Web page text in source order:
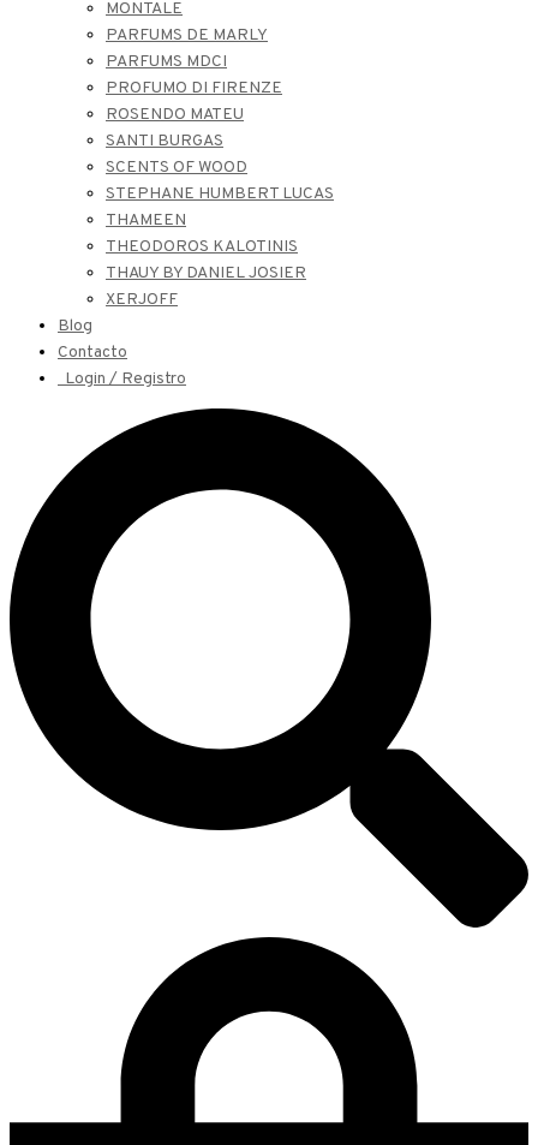
MONTALE
PARFUMS DE MARLY
PARFUMS MDCI
PROFUMO DI FIRENZE
ROSENDO MATEU
SANTI BURGAS
SCENTS OF WOOD
STEPHANE HUMBERT LUCAS
THAMEEN
THEODOROS KALOTINIS
THAUY BY DANIEL JOSIER
XERJOFF
Blog
Contacto
Login / Registro